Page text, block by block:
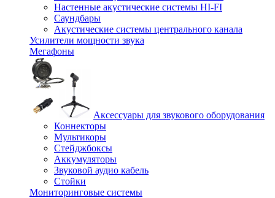
Настенные акустические системы HI-FI
Саундбары
Акустические системы центрального канала
Усилители мощности звука
Мегафоны
Аксессуары для звукового оборудования
Коннекторы
Мультикоры
Стейджбоксы
Аккумуляторы
Звуковой аудио кабель
Стойки
Мониторинговые системы